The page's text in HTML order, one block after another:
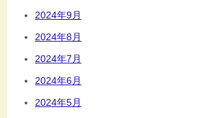
2024年9月
2024年8月
2024年7月
2024年6月
2024年5月